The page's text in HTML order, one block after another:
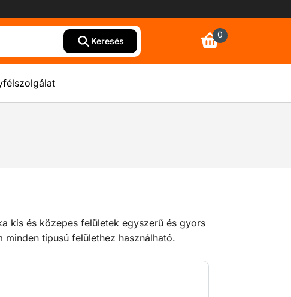
Keresés
0
kis és közepes felületek egyszerű és gyors
minden típusú felülethez használható.
szóróközeg, a nyomás és a vízáramlás
optimálisan beállítható a